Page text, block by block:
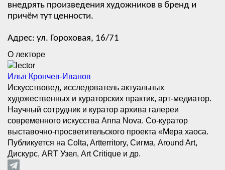
внедрять произведения художников в бренд и
причём тут ценности.
Адрес: ул. Гороховая, 16/71
О лекторе
Илья Крончев-Иванов
Искусствовед, исследователь актуальных
художественных и кураторских практик, арт-медиатор.
Научный сотрудник и куратор архива галереи
современного искусства Anna Nova. Со-куратор
выставочно-просветительского проекта «Мера хаоса.
Публикуется на Colta, Artterritory, Сигма, Around Art,
Дискурс, ART Узел, Art Critique и др.